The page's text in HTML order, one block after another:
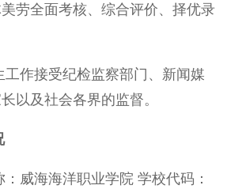
劳全面考核、综合评价、择优录
工作接受纪检监察部门、新闻媒
以及社会各界的监督。
威海海洋职业学院 学校代码：